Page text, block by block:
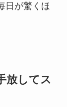
日が驚くほ
放してス